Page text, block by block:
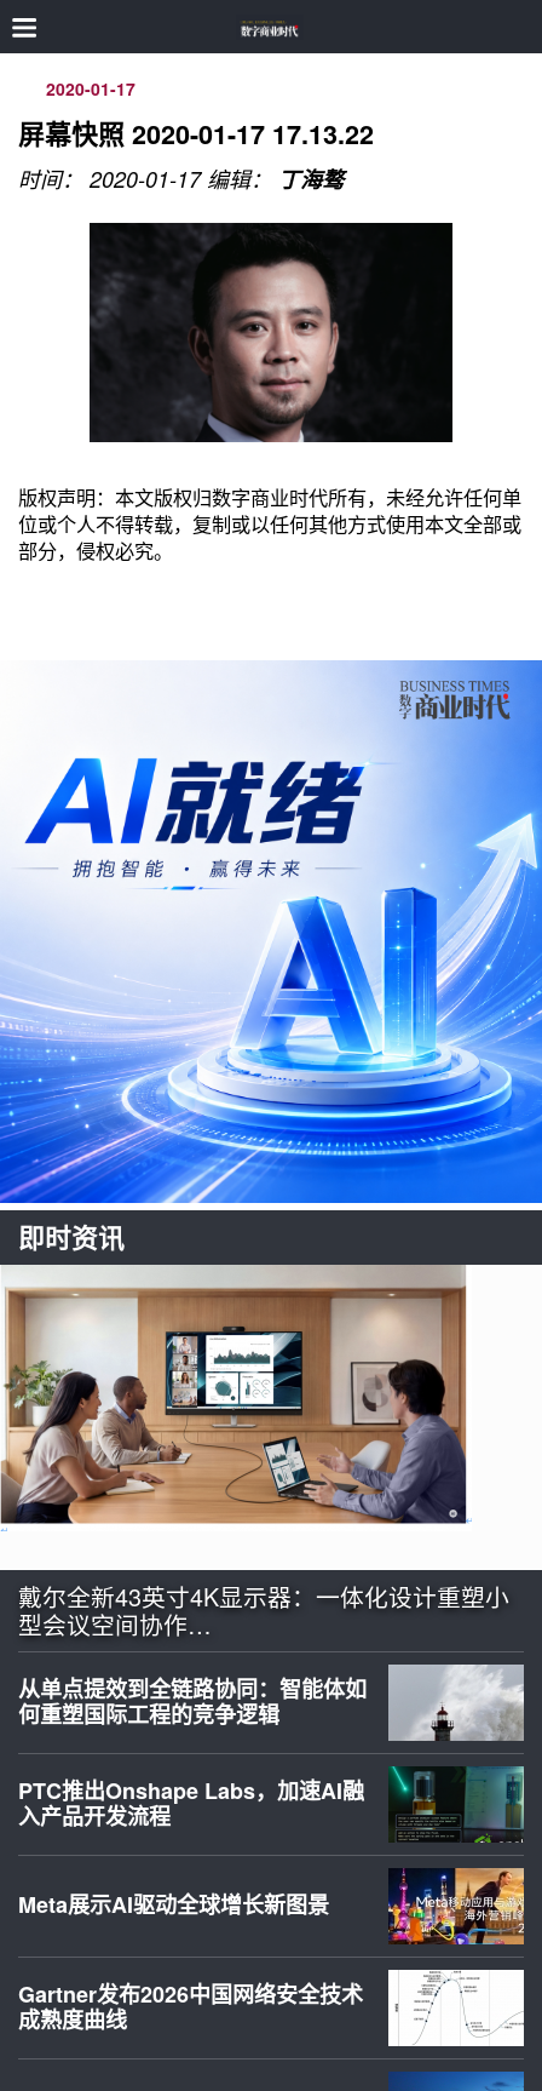
2020-01-17
屏幕快照 2020-01-17 17.13.22
时间： 2020-01-17 编辑： 丁海骜
版权声明：本文版权归数字商业时代所有，未经允许任何单
位或个人不得转载，复制或以任何其他方式使用本文全部或
部分，侵权必究。
即时资讯
戴尔全新43英寸4K显示器：一体化设计重塑小
型会议空间协作…
从单点提效到全链路协同：智能体如
何重塑国际工程的竞争逻辑
PTC推出Onshape Labs，加速AI融
入产品开发流程
Meta展示AI驱动全球增长新图景
Gartner发布2026中国网络安全技术
成熟度曲线